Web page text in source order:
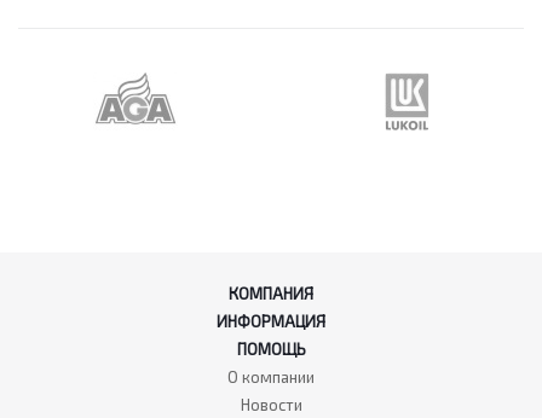
КОМПАНИЯ
ИНФОРМАЦИЯ
ПОМОЩЬ
О компании
Новости